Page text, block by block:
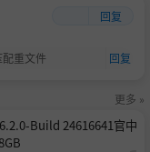
回复
重文件 回复
更多 »
Build 24616641官中